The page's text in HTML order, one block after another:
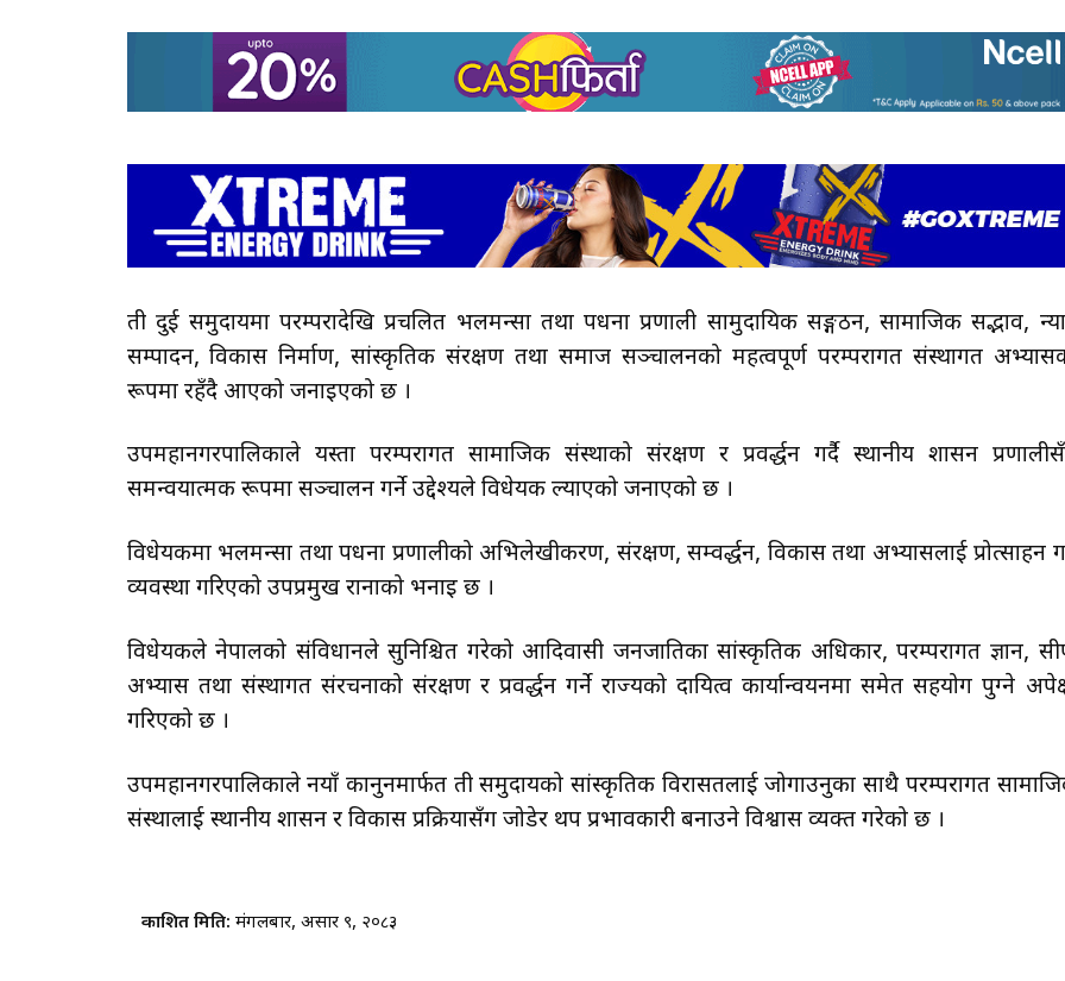
ती दुई समुदायमा परम्परादेखि प्रचलित भलमन्सा तथा पधना प्रणाली सामुदायिक सङ्गठन, सामाजिक सद्भाव,
सम्पादन, विकास निर्माण, सांस्कृतिक संरक्षण तथा समाज सञ्चालनको महत्वपूर्ण परम्परागत संस्थागत
रूपमा रहँदै आएको जनाइएको छ ।
उपमहानगरपालिकाले यस्ता परम्परागत सामाजिक संस्थाको संरक्षण र प्रवर्द्धन गर्दै स्थानीय शासन
समन्वयात्मक रूपमा सञ्चालन गर्ने उद्देश्यले विधेयक ल्याएको जनाएको छ ।
विधेयकमा भलमन्सा तथा पधना प्रणालीको अभिलेखीकरण, संरक्षण, सम्वर्द्धन, विकास तथा अभ्यासलाई प्रोत्साहन
व्यवस्था गरिएको उपप्रमुख रानाको भनाइ छ ।
विधेयकले नेपालको संविधानले सुनिश्चित गरेको आदिवासी जनजातिका सांस्कृतिक अधिकार, परम्परागत ज्ञान,
अभ्यास तथा संस्थागत संरचनाको संरक्षण र प्रवर्द्धन गर्ने राज्यको दायित्व कार्यान्वयनमा समेत सहयोग पुग्ने
गरिएको छ ।
उपमहानगरपालिकाले नयाँ कानुनमार्फत ती समुदायको सांस्कृतिक विरासतलाई जोगाउनुका साथै परम्परागत
संस्थालाई स्थानीय शासन र विकास प्रक्रियासँग जोडेर थप प्रभावकारी बनाउने विश्वास व्यक्त गरेको छ ।
प्रकाशित मिति: मंगलबार, असार ९, २०८३